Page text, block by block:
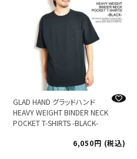
GLAD HAND グラッドハンド
HEAVY WEIGHT BINDER NECK
POCKET T-SHIRTS -BLACK-
6,050
税込